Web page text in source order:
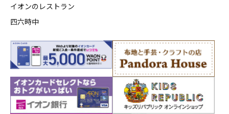
イオンのレストラン
四六時中